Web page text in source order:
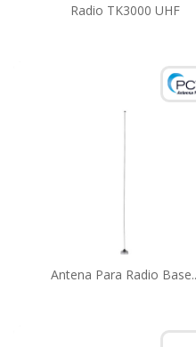
Radio TK3000 UHF
Antena Para Radio